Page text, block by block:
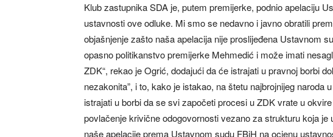
Klub zastupnika SDA je, putem premijerke, podnio apelaciju
ustavnosti ove odluke. Mi smo se nedavno i javno obratili
objašnjenje zašto naša apelacija nije proslijeđena Ustavnom
opasno politikanstvo premijerke Mehmedić i može imati
ZDK“, rekao je Ogrić, dodajući da će istrajati u pravnoj borbi
nezakonita”, i to, kako je istakao, na štetu najbrojnijeg naroda
istrajati u borbi da se svi započeti procesi u ZDK vrate u
povlačenje krivične odogovornosti vezano za strukturu koja
naše apelacije prema Ustavnom sudu FBiH na ocjenu